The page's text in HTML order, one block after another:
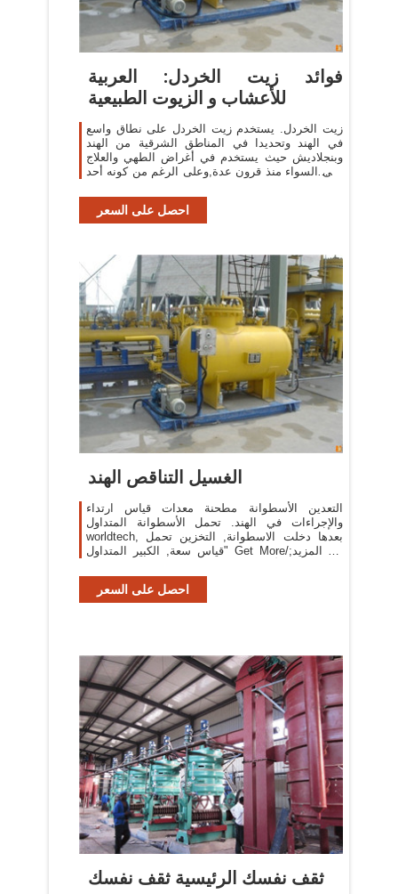
‫فوائد زيت الخردل: العربية
للأعشاب و الزيوت الطبيعية
زيت الخردل. يستخدم زيت الخردل على نطاق واسع
في الهند وتحديدا في المناطق الشرقية من الهند
وبنجلاديش حيث يستخدم في أغراض الطهي والعلاج
على السواء منذ قرون عدة,وعلى الرغم من كونه أحد
احصل على السعر
الغسيل التناقص الهند
التعدين الأسطوانة مطحنة معدات قياس ارتداء
والإجراءات في الهند. تحمل الأسطوانة المتداول
worldtech, بعدها دخلت الاسطوانة, التخزين تحمل
قياس سعة, الكبير المتداول" Get More/خذ المزيد;
احصل على السعر
ثقف نفسك الرئيسية ثقف نفسك